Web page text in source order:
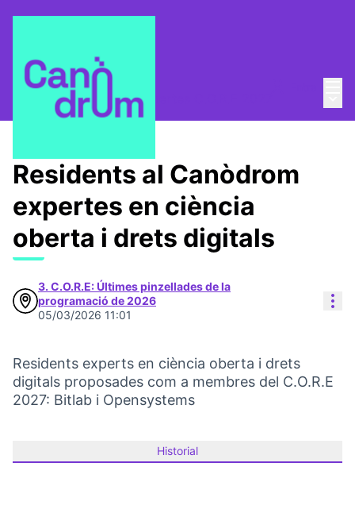
C.O.R.E. / Propostes expertes C.O.R.E 2027
Residents al Canòdrom
expertes en ciència
oberta i drets digitals
3. C.O.R.E: Últimes pinzellades de la
programació de 2026
05/03/2026 11:01
Residents experts en ciència oberta i drets
digitals proposades com a membres del C.O.R.E
2027: Bitlab i Opensystems
Historial